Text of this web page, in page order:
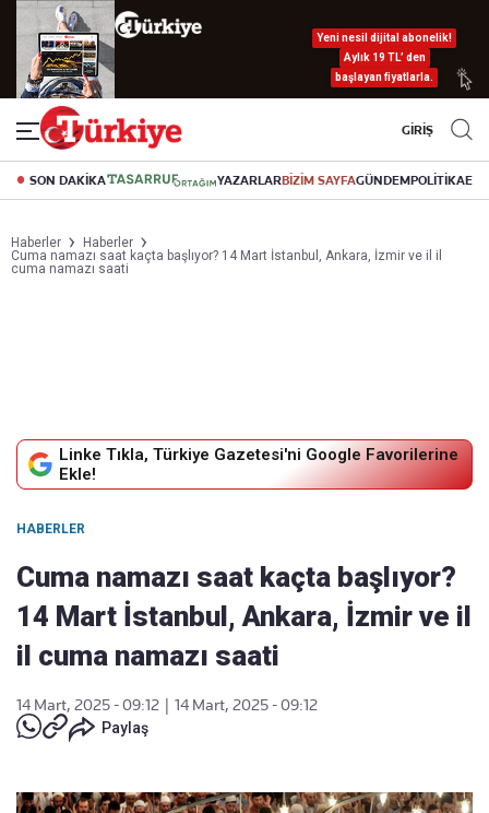
Yeni nesil dijital abonelik!
Aylık 19 TL’ den
başlayan fiyatlarla.
GİRİŞ
SON DAKİKA YAZARLARBİZİM SAYFAGÜNDEMPOLİTİKA
Haberler
Haberler
Cuma namazı saat kaçta başlıyor? 14 Mart İstanbul, Ankara, İzmir ve il il
cuma namazı saati
Linke Tıkla, Türkiye Gazetesi'ni Google Favorilerine
Ekle!
HABERLER
Cuma namazı saat kaçta başlıyor?
14 Mart İstanbul, Ankara, İzmir ve il
il cuma namazı saati
14 Mart, 2025 - 09:12
14 Mart, 2025 - 09:12
Paylaş